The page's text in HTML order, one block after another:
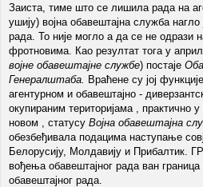
Заиста, тиме што се лишила рада на
ушију) војна обавештајна служба
рада. То није могло а да се не одрази
фротновима. Као резултат тога у
војне обавештајне службе) постаје
Генералштаба. Враћене су јој
агентурном и обавештајно -
окупираним територијама , практично
новом , статусу Војна обавештајна
обезбеђивала подацима наступање
Белорусију, Молдавију и Прибалтик.
вођења обавештајног рада ван
обавештајног рада.